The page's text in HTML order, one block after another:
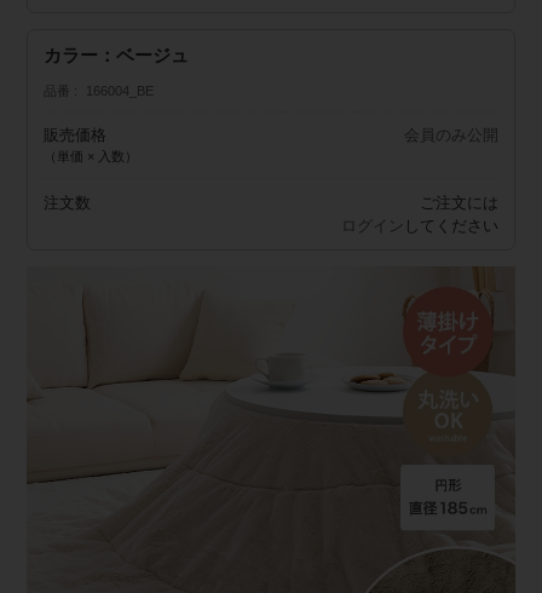
カラー：ベージュ
品番 166004_BE
販売価格
（単価 × 入数）
会員のみ公開
注文数
ご注文には
ログイン してください